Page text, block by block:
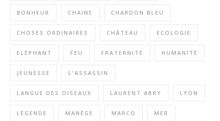
BONHEUR CHAINE CHARDON BLEU
CHOSES ORDINAIRES CHÂTEAU ECOLOGIE
ELÉPHANT FEU FRATERNITÉ HUMANITÉ
JEUNESSE L'ASSASSIN
LANGUE DES OISEAUX LAURENT ABRY LYON
LÉGENDE MANÈGE MARCO MER